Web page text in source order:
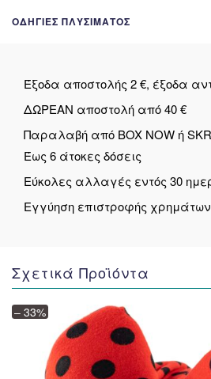
ΟΔΗΓΊΕΣ ΠΛΥΣΊΜΑΤΟΣ
Έξοδα αποστολής 2 €, έξοδα
ΔΩΡΕΑΝ αποστολή από 40 €
Παραλαβή από BOX NOW ή
Έως 6 άτοκες δόσεις
Εύκολες αλλαγές εντός 30
Εγγύηση επιστροφής χρημάτων
Σχετικά Προϊόντα
– 33%